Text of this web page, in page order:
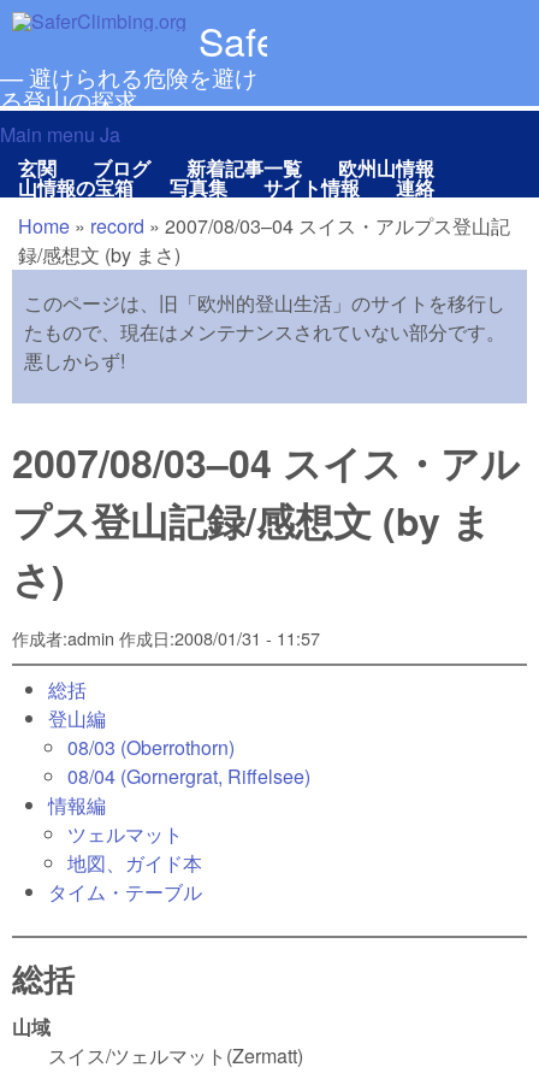
メインコンテンツに移動
SaferClimbing.org
— 避けられる危険を避け
る登山の探求
Main menu Ja
Main menu Ja
玄関
ブログ 新着記事一覧 欧州山情報
山情報の宝箱 写真集 サイト情報 連絡
現在地
Home » record » 2007/08/03–04 スイス・アルプス登山記
録/感想文 (by まさ)
このページは、旧「欧州的登山生活」のサイトを移行し
たもので、現在はメンテナンスされていない部分です。
悪しからず!
2007/08/03–04 スイス・アル
プス登山記録/感想文 (by ま
さ)
作成者:admin 作成日:2008/01/31 - 11:57
総括
登山編
08/03 (Oberrothorn)
08/04 (Gornergrat, Riffelsee)
情報編
ツェルマット
地図、ガイド本
タイム・テーブル
総括
山域
スイス/ツェルマット(Zermatt)